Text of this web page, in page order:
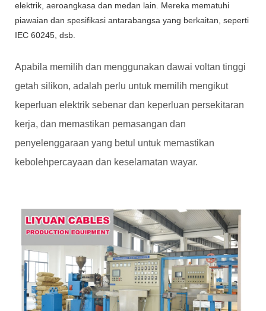
elektrik, aeroangkasa dan medan lain. Mereka mematuhi
piawaian dan spesifikasi antarabangsa yang berkaitan, seperti
IEC 60245, dsb.
Apabila memilih dan menggunakan dawai voltan tinggi
getah silikon, adalah perlu untuk memilih mengikut
keperluan elektrik sebenar dan keperluan persekitaran
kerja, dan memastikan pemasangan dan
penyelenggaraan yang betul untuk memastikan
kebolehpercayaan dan keselamatan wayar.